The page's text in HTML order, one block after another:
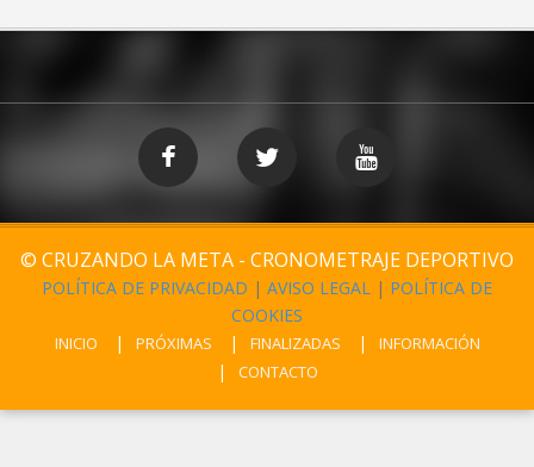
© CRUZANDO LA META - CRONOMETRAJE DEPORTIVO
POLÍTICA DE PRIVACIDAD | AVISO LEGAL | POLÍTICA DE
COOKIES
INICIO PRÓXIMAS FINALIZADAS
INFORMACIÓN
CONTACTO